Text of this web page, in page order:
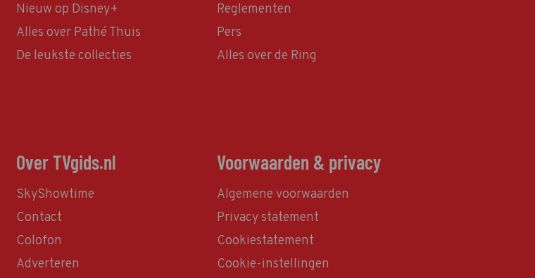
Nieuw op Disney+
Alles over Pathé Thuis
De leukste collecties
Reglementen
Pers
Alles over de Ring
Over TVgids.nl
SkyShowtime
Contact
Colofon
Adverteren
Voorwaarden & privacy
Algemene voorwaarden
Privacy statement
Cookiestatement
Cookie-instellingen